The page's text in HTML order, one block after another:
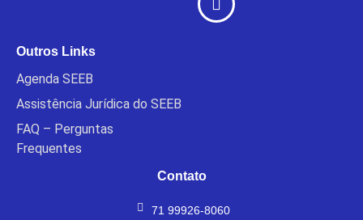
Outros Links
Agenda SEEB
Assistência Jurídica do SEEB
FAQ – Perguntas
Frequentes
Contato
71 99926-8060